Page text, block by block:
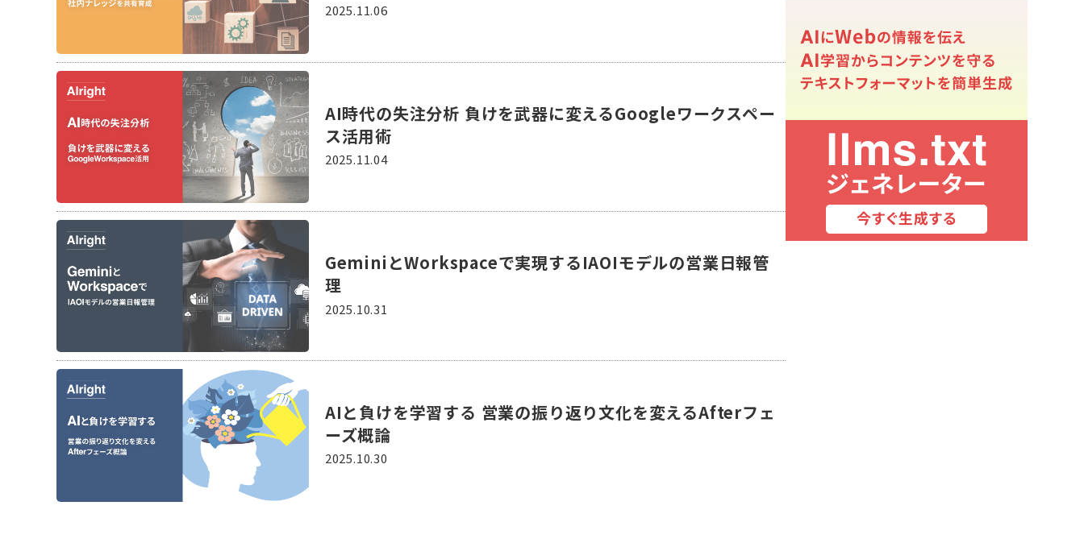
2025.11.06
AI時代の失注分析 負けを武器に変えるGoogleワークスペー
ス活用術
2025.11.04
GeminiとWorkspaceで実現するIAOIモデルの営業日報管
理
2025.10.31
AIと負けを学習する 営業の振り返り文化を変えるAfterフェ
ーズ概論
2025.10.30